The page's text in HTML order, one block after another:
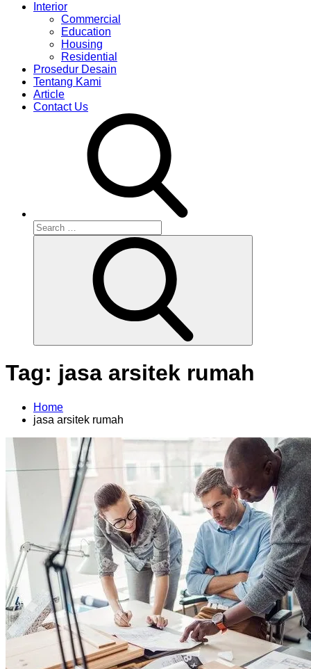
Interior
Commercial
Education
Housing
Residential
Prosedur Desain
Tentang Kami
Article
Contact Us
Search
for:
Tag: jasa arsitek rumah
Home
jasa arsitek rumah